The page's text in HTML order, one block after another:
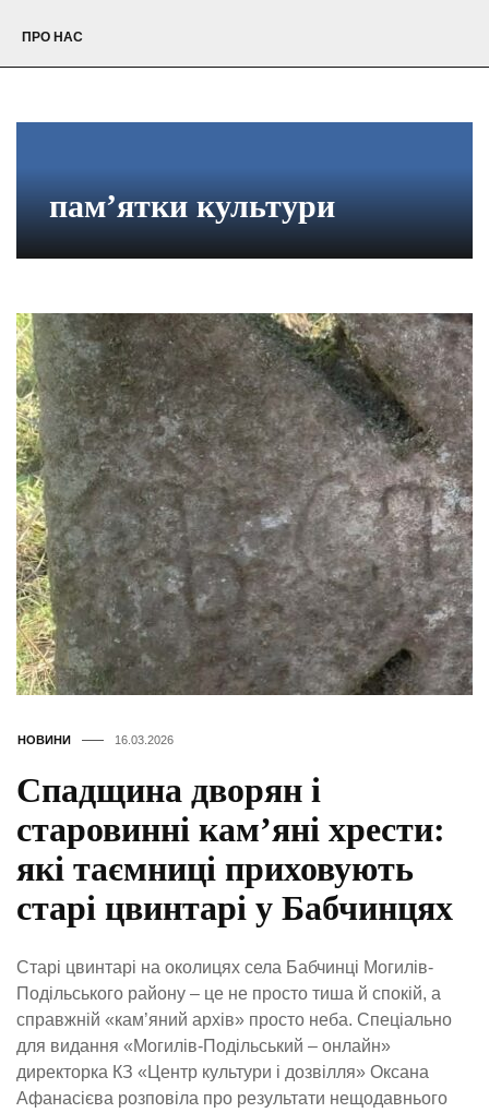
ПРО НАС
пам’ятки культури
НОВИНИ 16.03.2026
Спадщина дворян і
старовинні кам’яні хрести:
які таємниці приховують
старі цвинтарі у Бабчинцях
Старі цвинтарі на околицях села Бабчинці Могилів-
Подільського району – це не просто тиша й спокій, а
справжній «кам’яний архів» просто неба. Спеціально
для видання «Могилів-Подільський – онлайн»
директорка КЗ «Центр культури і дозвілля» Оксана
Афанасієва розповіла про результати нещодавнього